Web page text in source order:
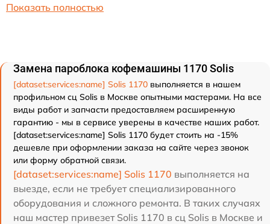
Показать полностью
Замена пароблока кофемашины 1170 Solis
[dataset:services:name] Solis 1170 выполняется в нашем
профильном сц Solis в Москве опытными мастерами. На все
виды работ и запчасти предоставляем расширенную
гарантию - мы в сервисе уверены в качестве наших работ.
[dataset:services:name] Solis 1170 будет стоить на -15%
дешевле при оформлении заказа на сайте через звонок
или форму обратной связи.
[dataset:services:name] Solis 1170 выполняется на
выезде, если не требует специализированного
оборудования и сложного ремонта. В таких случаях
наш мастер привезет Solis 1170 в сц Solis в Москве и